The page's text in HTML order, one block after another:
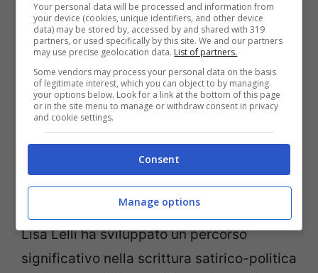
complessiva, accompagnando il progetto
in una fase di forte visibilità pubblica.
Parallelamente, ha ricoperto anche il ruolo
di manager di Daniele Silvestri,
confermando una competenza che va oltre
la dimensione estetica e si estende alla
gestione strategica.
Accanto all’attività nel settore musicale,
Lisa Lelli ha sviluppato un percorso
significativo nella scrittura satirico-politica
Your personal data will be processed and information from
your device (cookies, unique identifiers, and other device
data) may be stored by, accessed by and shared with 319
partners, or used specifically by this site. We and our partners
may use precise geolocation data. List of partners.
Some vendors may process your personal data on the basis
of legitimate interest, which you can object to by managing
your options below. Look for a link at the bottom of this page
or in the site menu to manage or withdraw consent in privacy
and cookie settings.
Consent
Manage options